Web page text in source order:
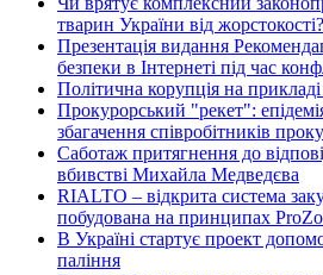
тварин України від жорстокості?
Презентація видання
безпеки в Інтернеті під час
Політична корупція на
Прокурорський "рекет":
збагачення співробітників
Саботаж притягнення до
вбивстві Михайла Медведєва
RIALTO – відкрита система
побудована на принципах
В Україні стартує проект
паління